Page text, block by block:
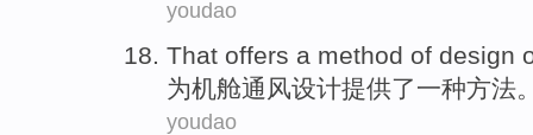
youdao
That offers a method of design
为机舱通风设计提供了一种方法
youdao